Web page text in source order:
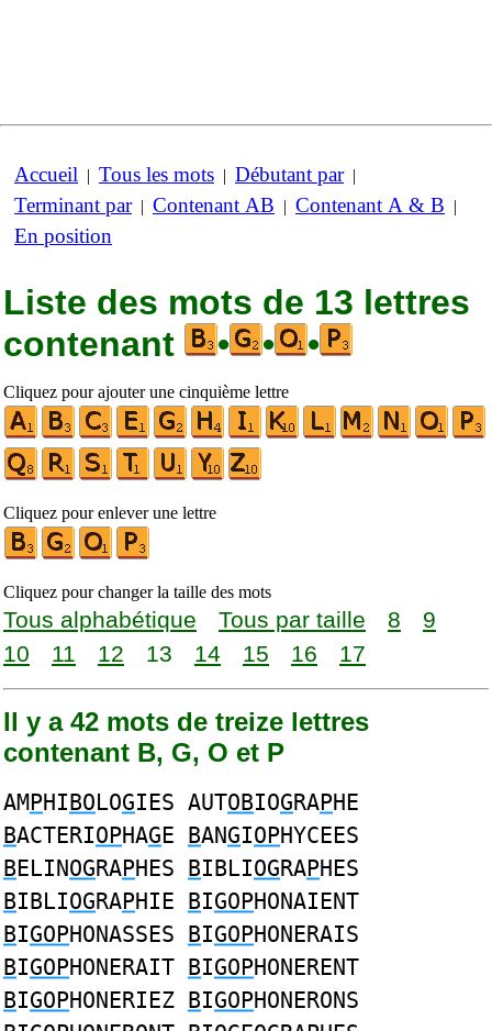
Accueil | Tous les mots | Débutant par|
Terminant par| Contenant AB | Contenant A & B |
En position
Liste des mots de 13 lettres
contenant
• • •
Cliquez pour ajouter une cinquième lettre
Cliquez pour enlever une lettre
Cliquez pour changer la taille des mots
Tous alphabétique Tous par taille 8
9
10
11 12 13 14 15 16 17
Il y a 42 mots de treize lettres
contenant B, G, O et P
AMPHIBOLOGIES AUTOBIOGRAPHE
BACTERIOPHAGE BANGIOPHYCEES
BELINOGRAPHES BIBLIOGRAPHES
BIBLIOGRAPHIE BIGOPHONAIENT
BIGOPHONASSES BIGOPHONERAIS
BIGOPHONERAIT BIGOPHONERENT
BIGOPHONERIEZ BIGOPHONERONS